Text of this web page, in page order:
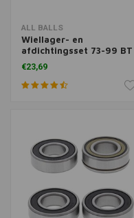
ALL BALLS
Wiellager- en
afdichtingsset 73-99 BT
EXCL. 80-81 FLT 73-99 XL
€23,69